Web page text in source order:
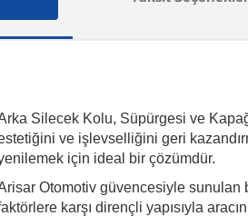
Silecek Kolu, Süpürgesi ve
ve işlevselliğini geri
için ideal bir çözümdür.
Otomotiv güvencesiyle sunulan
karşı dirençli yapısıyla